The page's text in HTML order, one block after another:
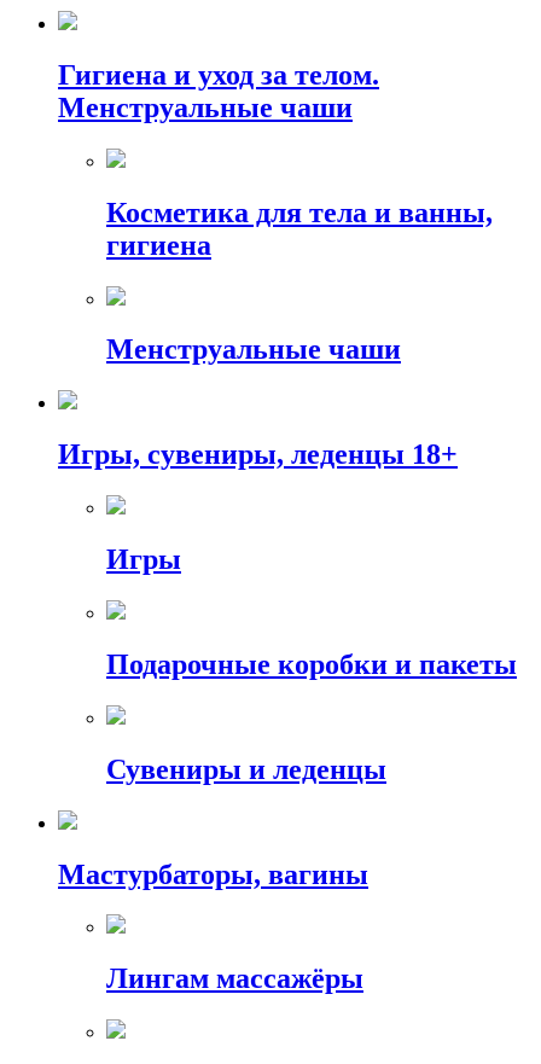
Гигиена и уход за телом.
Менструальные чаши
Косметика для тела и ванны,
гигиена
Менструальные чаши
Игры, сувениры, леденцы 18+
Игры
Подарочные коробки и пакеты
Сувениры и леденцы
Мастурбаторы, вагины
Лингам массажёры